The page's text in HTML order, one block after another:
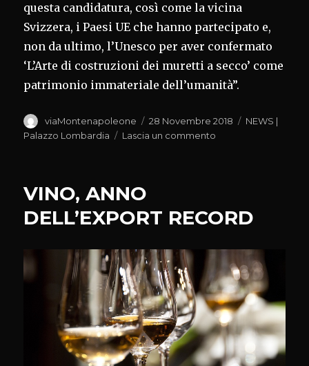
questa candidatura, così come la vicina
Svizzera, i Paesi UE che hanno partecipato e,
non da ultimo, l’Unesco per aver confermato
‘L’Arte di costruzioni dei muretti a secco’ come
patrimonio immateriale dell’umanità”.
Autore
viaMontenapoleone
Pubblicato
il
28 Novembre 2018 Categorie
NEWS |
Palazzo Lombardia
Lascia un commento
VINO, ANNO
DELL’EXPORT RECORD